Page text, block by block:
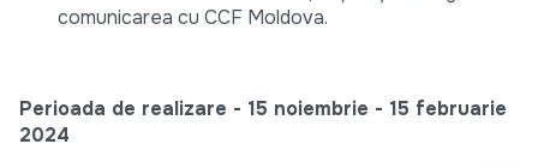
comunicarea cu CCF Moldova.
Perioada de realizare - 15 noiembrie - 15 februarie
2024